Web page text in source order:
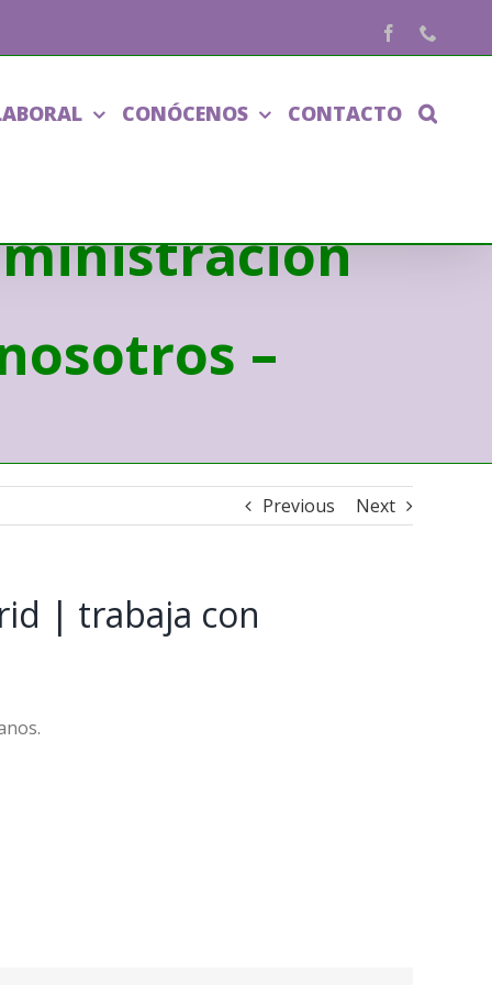
Facebook
CONÓCENOS CONTACTO
–
Previous Next
| trabaja con